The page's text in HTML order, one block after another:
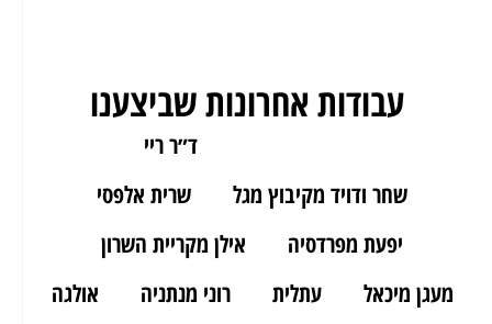
עבודות אחרונות שביצענו
ד״ר ריי
שחר ודויד מקיבוץ מגל
שרית אלפסי
יפעת מפרדסיה
אילן מקריית השרון
מעגן מיכאל
עתלית רוני מנתניה
אולגה